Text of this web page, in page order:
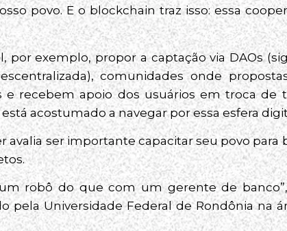
povo. E o blockchain traz isso: essa
por exemplo, propor a captação via DAOs
comunidades onde
e recebem apoio dos usuários em troca de
acostumado a navegar por essa esfera
avalia ser importante capacitar seu povo para
robô do que com um gerente de
pela Universidade Federal de Rondônia na